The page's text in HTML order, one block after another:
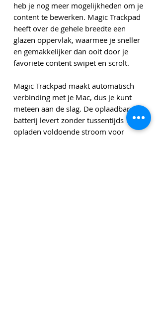
heb je nog meer mogelijkheden om je
content te bewerken. Magic Trackpad
heeft over de gehele breedte een
glazen oppervlak, waarmee je sneller
en gemakkelijker dan ooit door je
favoriete content swipet en scrolt.
Magic Trackpad maakt automatisch
verbinding met je Mac, dus je kunt
meteen aan de slag. De oplaadbare
batterij levert zonder tussentijds
opladen voldoende stroom voor